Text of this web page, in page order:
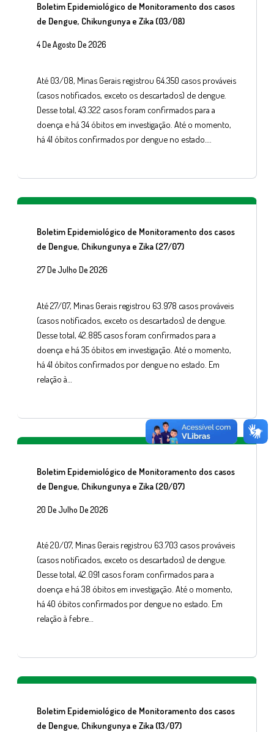
Boletim Epidemiológico de Monitoramento dos casos
de Dengue, Chikungunya e Zika (03/08)
4 De Agosto De 2026
Até 03/08, Minas Gerais registrou 64.350 casos prováveis
(casos notificados, exceto os descartados) de dengue.
Desse total, 43.322 casos foram confirmados para a
doença e há 34 óbitos em investigação. Até o momento,
há 41 óbitos confirmados por dengue no estado….
Boletim Epidemiológico de Monitoramento dos casos
de Dengue, Chikungunya e Zika (27/07)
27 De Julho De 2026
Até 27/07, Minas Gerais registrou 63.978 casos prováveis
(casos notificados, exceto os descartados) de dengue.
Desse total, 42.885 casos foram confirmados para a
doença e há 35 óbitos em investigação. Até o momento,
há 41 óbitos confirmados por dengue no estado. Em
relação à…
Boletim Epidemiológico de Monitoramento dos casos
de Dengue, Chikungunya e Zika (20/07)
20 De Julho De 2026
Até 20/07, Minas Gerais registrou 63.703 casos prováveis
(casos notificados, exceto os descartados) de dengue.
Desse total, 42.091 casos foram confirmados para a
doença e há 38 óbitos em investigação. Até o momento,
há 40 óbitos confirmados por dengue no estado. Em
relação à febre…
Boletim Epidemiológico de Monitoramento dos casos
de Dengue, Chikungunya e Zika (13/07)